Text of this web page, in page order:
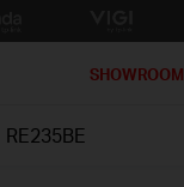
SHOWROOM
RE235BE